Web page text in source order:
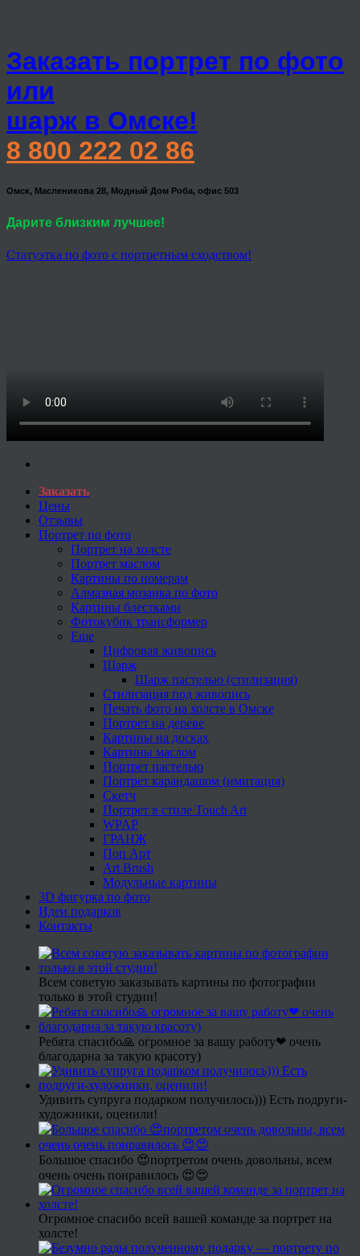
Заказать портрет по фото
или
шарж в Омске!
8 800 222 02 86
Омск, Масленикова 28, Модный Дом Роба, офис 503
Дарите близким лучшее!
Статуэтка по фото с портретным сходством!
Заказать
Цены
Отзывы
Портрет по фото
Портрет на холсте
Портрет маслом
Картины по номерам
Алмазная мозаика по фото
Картины блестками
Фотокубик трансформер
Еще
Цифровая живопись
Шарж
Шарж пастелью (стилизация)
Стилизация под живопись
Печать фото на холсте в Омске
Портрет на дереве
Картины на досках
Картины маслом
Портрет пастелью
Портрет карандашом (имитация)
Скетч
Портрет в стиле Touch Art
WPAP
ГРАНЖ
Поп Арт
Art Brush
Модульные картины
3D фигурка по фото
Идеи подарков
Контакты
Всем советую заказывать картины по фотографии
только в этой студии!
Ребята спасибо🙏 огромное за вашу работу❤ очень
благодарна за такую красоту)
Удивить супруга подарком получилось))) Есть подруги-
художники, оценили!
Большое спасибо 😍портретом очень довольны, всем
очень очень понравилось 😍😍
Огромное спасибо всей вашей команде за портрет на
холсте!